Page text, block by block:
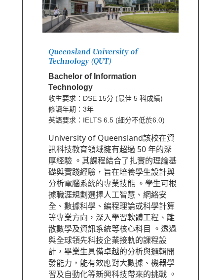
Queensland University of
Technology (QUT)
Bachelor of Information
Technology
收生要求：DSE 15分 (最佳 5 科成績)
修讀年期：3年
英語要求：IELTS 6.5 (細分不低於6.0)
University of Queensland該校在資
訊科技教育領域擁有超過 50 年的深
厚經驗 。其課程結合了扎實的理論基
礎與實踐經驗，旨在培養學生設計與
分析電腦系統的專業技能 。學生可根
據職涯規劃選擇人工智慧、網絡安
全、數據科學、編程理論或科學計算
等專業方向，深入學習軟體工程、離
散數學及資訊系統等核心科目 。透過
與全球領先科技企業接軌的課程設
計，畢業生具備卓越的分析與邏輯開
發能力，能有效應對大數據、機器學
習及自動化等新興科技帶來的挑戰 。